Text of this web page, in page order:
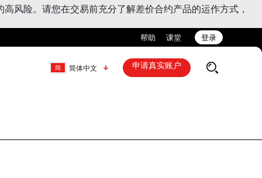
风险。请您在交易前充分了解差价合约产品的运作方式，
帮助 课堂 登录
简体中文 申请真实账户